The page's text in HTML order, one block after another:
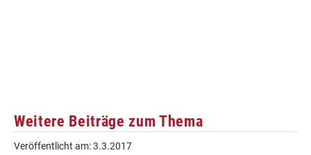
Weitere Beiträge zum Thema
Veröffentlicht am:3.3.2017